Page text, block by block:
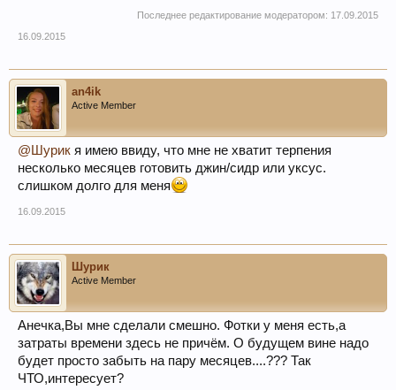
Последнее редактирование модератором: 17.09.2015
16.09.2015
an4ik
Active Member
@Шурик я имею ввиду, что мне не хватит терпения
несколько месяцев готовить джин/сидр или уксус.
слишком долго для меня
16.09.2015
Шурик
Active Member
Анечка,Вы мне сделали смешно. Фотки у меня есть,а
затраты времени здесь не причём. О будущем вине надо
будет просто забыть на пару месяцев....??? Так
ЧТО,интересует?